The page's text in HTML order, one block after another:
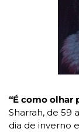
“É como olhar
Sharrah, de 59
dia de inverno